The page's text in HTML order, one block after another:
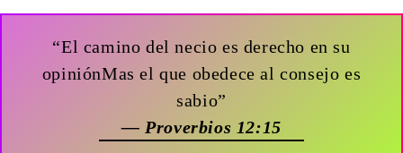
“El camino del necio es derecho en su
opiniónMas el que obedece al consejo es
sabio”
— Proverbios 12:15